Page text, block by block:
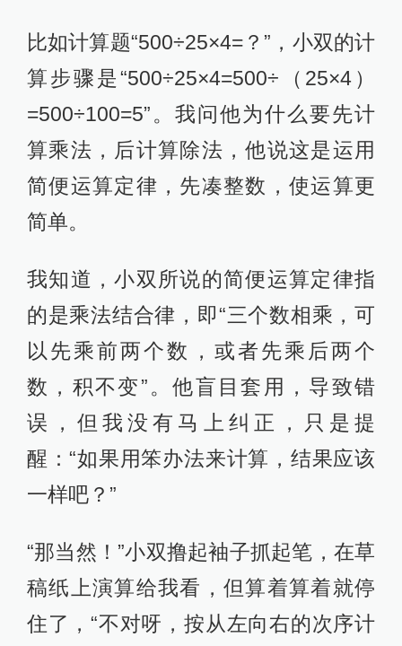
比如计算题“500÷25×4=？”，小双的计
算步骤是“500÷25×4=500÷（25×4）
=500÷100=5”。我问他为什么要先计
算乘法，后计算除法，他说这是运用
简便运算定律，先凑整数，使运算更
简单。
我知道，小双所说的简便运算定律指
的是乘法结合律，即“三个数相乘，可
以先乘前两个数，或者先乘后两个
数，积不变”。他盲目套用，导致错
误，但我没有马上纠正，只是提
醒：“如果用笨办法来计算，结果应该
一样吧？”
“那当然！”小双撸起袖子抓起笔，在草
稿纸上演算给我看，但算着算着就停
住了，“不对呀，按从左向右的次序计